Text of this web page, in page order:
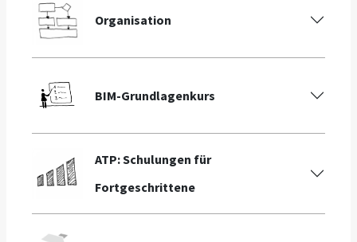
Organisation
BIM-Grundlagenkurs
ATP: Schulungen für
Fortgeschrittene